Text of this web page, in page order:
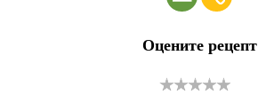
Оцените рецепт